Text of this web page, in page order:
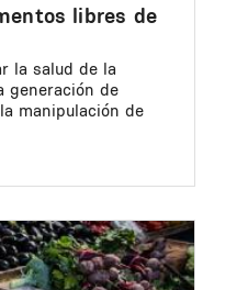
libres de
la salud de la
generación de
manipulación de